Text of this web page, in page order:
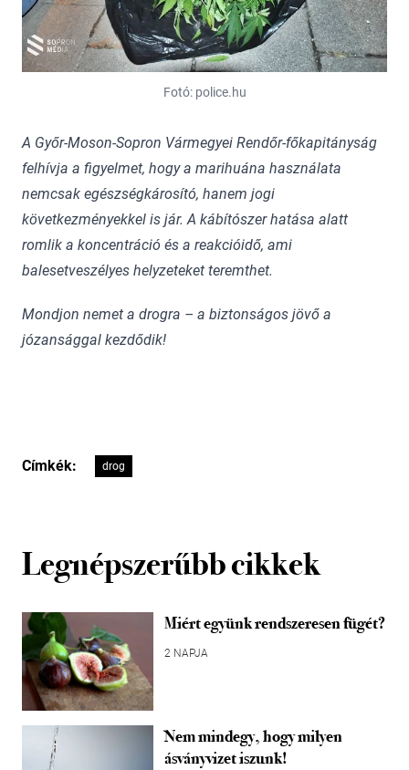
Fotó: police.hu
A Győr-Moson-Sopron Vármegyei Rendőr-főkapitányság
felhívja a figyelmet, hogy a marihuána használata
nemcsak egészségkárosító, hanem jogi
következményekkel is jár. A kábítószer hatása alatt
romlik a koncentráció és a reakcióidő, ami
balesetveszélyes helyzeteket teremthet.
Mondjon nemet a drogra – a biztonságos jövő a
józansággal kezdődik!
Címkék: drog
Legnépszerűbb cikkek
Miért együnk rendszeresen fügét?
2 NAPJA
Nem mindegy, hogy milyen
ásványvizet iszunk!